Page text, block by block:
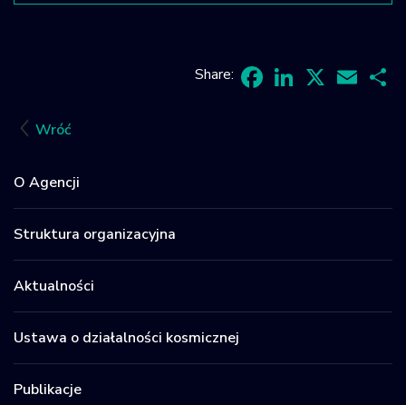
Wróć
O Agencji
Struktura organizacyjna
Aktualności
Ustawa o działalności kosmicznej
Publikacje
Share: